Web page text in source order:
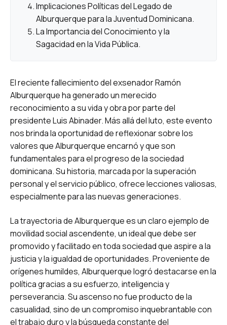
Implicaciones Políticas del Legado de
Alburquerque para la Juventud Dominicana.
La Importancia del Conocimiento y la
Sagacidad en la Vida Pública.
El reciente fallecimiento del exsenador Ramón
Alburquerque ha generado un merecido
reconocimiento a su vida y obra por parte del
presidente Luis Abinader. Más allá del luto, este evento
nos brinda la oportunidad de reflexionar sobre los
valores que Alburquerque encarnó y que son
fundamentales para el progreso de la sociedad
dominicana. Su historia, marcada por la superación
personal y el servicio público, ofrece lecciones valiosas,
especialmente para las nuevas generaciones.
La trayectoria de Alburquerque es un claro ejemplo de
movilidad social ascendente, un ideal que debe ser
promovido y facilitado en toda sociedad que aspire a la
justicia y la igualdad de oportunidades. Proveniente de
orígenes humildes, Alburquerque logró destacarse en la
política gracias a su esfuerzo, inteligencia y
perseverancia. Su ascenso no fue producto de la
casualidad, sino de un compromiso inquebrantable con
el trabajo duro y la búsqueda constante del